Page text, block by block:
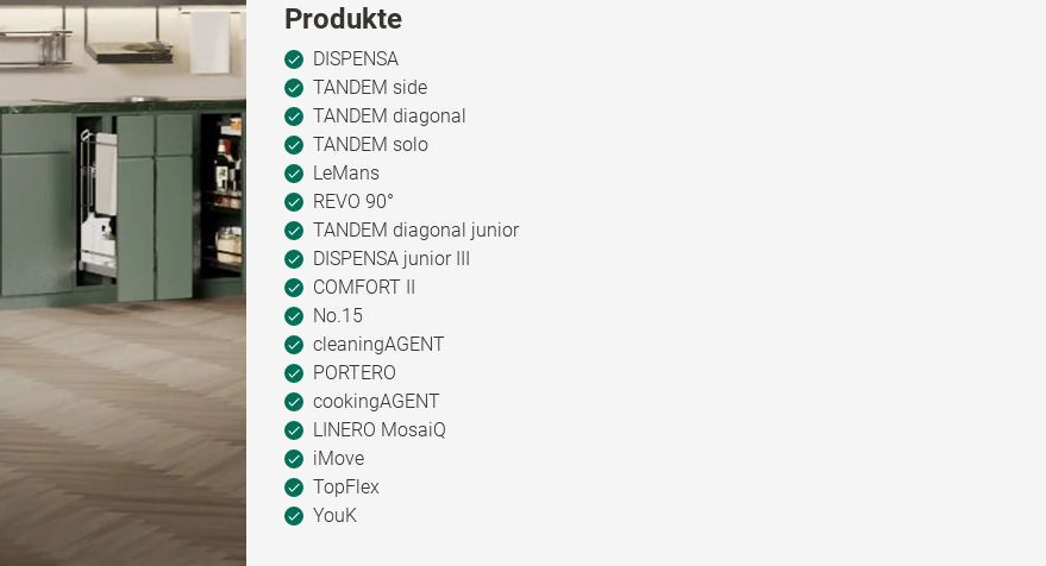
Produkte
DISPENSA
TANDEM side
TANDEM diagonal
TANDEM solo
LeMans
REVO 90°
TANDEM diagonal junior
DISPENSA junior III
COMFORT II
No.15
cleaningAGENT
PORTERO
cookingAGENT
LINERO MosaiQ
iMove
TopFlex
YouK